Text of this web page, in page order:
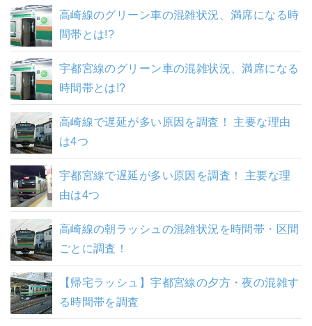
高崎線のグリーン車の混雑状況、満席になる時
間帯とは!?
宇都宮線のグリーン車の混雑状況、満席になる
時間帯とは!?
高崎線で遅延が多い原因を調査！ 主要な理由
は4つ
宇都宮線で遅延が多い原因を調査！ 主要な理
由は4つ
高崎線の朝ラッシュの混雑状況を時間帯・区間
ごとに調査！
【帰宅ラッシュ】宇都宮線の夕方・夜の混雑す
る時間帯を調査